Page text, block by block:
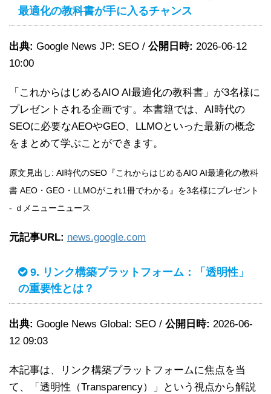
最適化の教科書が手に入るチャンス
出典: Google News JP: SEO / 公開日時: 2026-06-12
10:00
「これからはじめるAIO AI最適化の教科書」が3名様に
プレゼントされる企画です。本書籍では、AI時代の
SEOに必要なAEOやGEO、LLMOといった最新の概念
をまとめて学ぶことができます。
原文見出し: AI時代のSEO『これからはじめるAIO AI最適化の教科
書 AEO・GEO・LLMOがこれ1冊でわかる』を3名様にプレゼント
- ｄメニューニュース
元記事URL: news.google.com
9. リンク構築プラットフォーム：「透明性」
の重要性とは？
出典: Google News Global: SEO / 公開日時: 2026-06-
12 09:03
本記事は、リンク構築プラットフォームに焦点を当
て、「透明性（Transparency）」という視点から解説